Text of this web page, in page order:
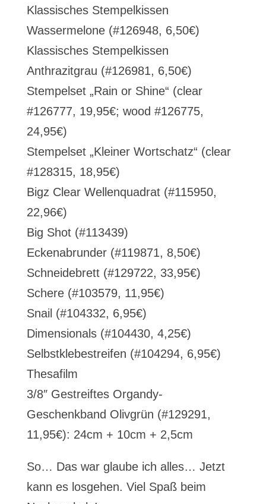
Klassisches Stempelkissen
Wassermelone (#126948, 6,50€)
Klassisches Stempelkissen
Anthrazitgrau (#126981, 6,50€)
Stempelset „Rain or Shine“ (clear
#126777, 19,95€; wood #126775,
24,95€)
Stempelset „Kleiner Wortschatz“ (clear
#128315, 18,95€)
Bigz Clear Wellenquadrat (#115950,
22,96€)
Big Shot (#113439)
Eckenabrunder (#119871, 8,50€)
Schneidebrett (#129722, 33,95€)
Schere (#103579, 11,95€)
Snail (#104332, 6,95€)
Dimensionals (#104430, 4,25€)
Selbstklebestreifen (#104294, 6,95€)
Thesafilm
3/8″ Gestreiftes Organdy-
Geschenkband Olivgrün (#129291,
11,95€): 24cm + 10cm + 2,5cm
So… Das war glaube ich alles… Jetzt
kann es losgehen. Viel Spaß beim